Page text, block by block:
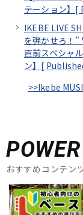
テーション】[
IKEBE LIVE
を弾かせろ！
直前スペシャ
ン】[
>>Ikebe
おすすめコンテン